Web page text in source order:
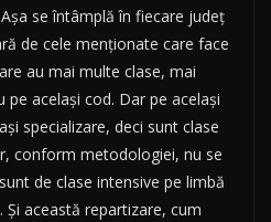
se întâmplă în fiecare judeţ
de cele menţionate care face
au mai multe clase, mai
acelaşi cod. Dar pe acelaşi
specializare, deci sunt clase
conform metodologiei, nu se
de clase intensive pe limbă
Şi această repartizare, cum